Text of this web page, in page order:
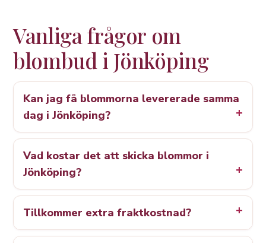
Vanliga frågor om
blombud i Jönköping
Kan jag få blommorna levererade samma
dag i Jönköping?
Vad kostar det att skicka blommor i
Jönköping?
Tillkommer extra fraktkostnad?